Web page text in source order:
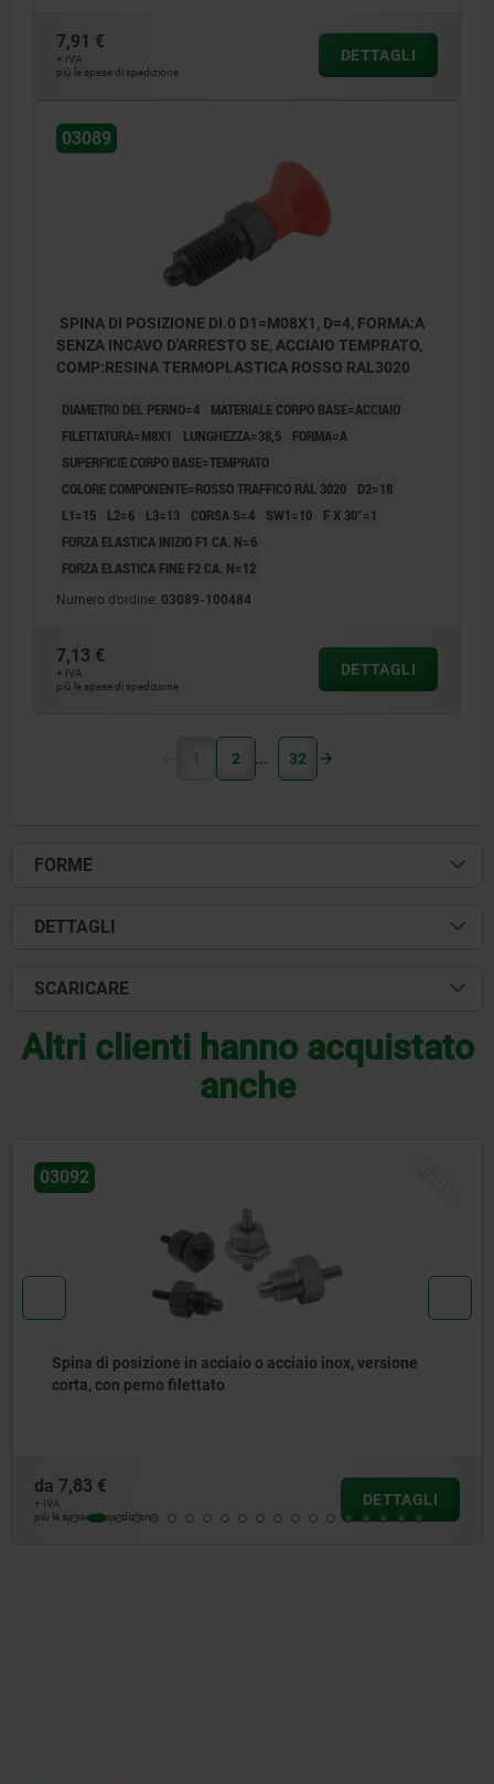
7,91 €
+ IVA
più le spese di spedizione
DETTAGLI
03089
SPINA DI POSIZIONE DI.0 D1=M08X1, D=4, FORMA:A
SENZA INCAVO D'ARRESTO SE, ACCIAIO TEMPRATO,
COMP:RESINA TERMOPLASTICA ROSSO RAL3020
DIAMETRO DEL PERNO=4
MATERIALE CORPO BASE=ACCIAIO
FILETTATURA=M8X1
LUNGHEZZA=38,5
FORMA=A
SUPERFICIE CORPO BASE=TEMPRATO
COLORE COMPONENTE=ROSSO TRAFFICO RAL 3020
D2=18
L1=15
L2=6 L3=13 CORSA S=4 SW1=10
F X 30°=1
FORZA ELASTICA INIZIO F1 CA. N=6
FORZA ELASTICA FINE F2 CA. N=12
Numero d’ordine: 03089-100484
7,13 €
+ IVA
più le spese di spedizione
DETTAGLI
1 2 32
FORME
DETTAGLI
SCARICARE
Altri clienti hanno acquistato
anche
NUOVO
versione
DETTAGLI
Spine di posizione in acciaio o acciaio
di trazione in acciaio inox
più le spese di spedizione